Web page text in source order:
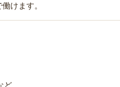
けます。
ど